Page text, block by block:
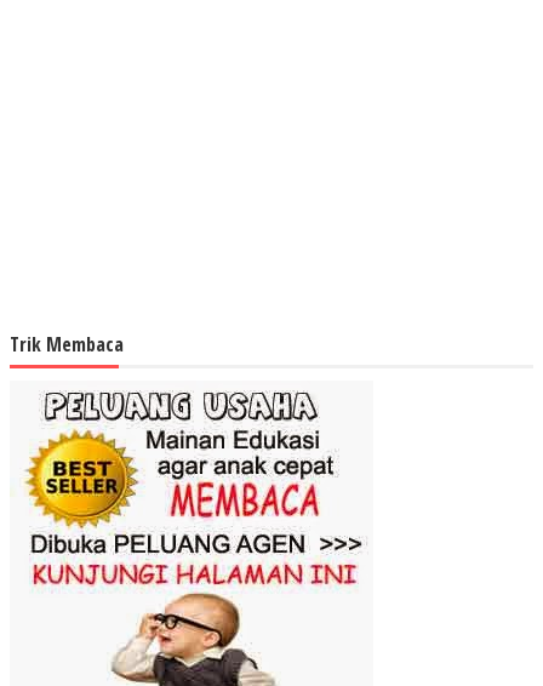
Trik Membaca